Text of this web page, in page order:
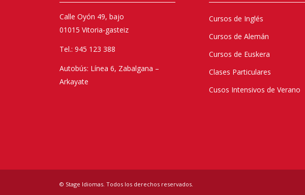
Calle Oyón 49, bajo
01015 Vitoria-gasteiz
Tel.: 945 123 388
Autobús: Línea 6, Zabalgana –
Arkayate
Cursos de Inglés
Cursos de Alemán
Cursos de Euskera
Clases Particulares
Cusos Intensivos de Verano
© Stage Idiomas. Todos los derechos reservados.